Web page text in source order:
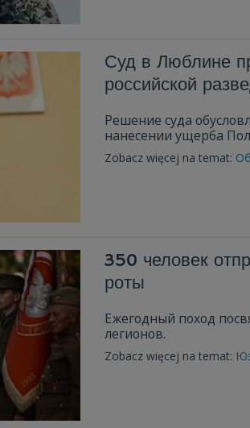
Суд в Люблине
российской
Решение суда
нанесении ущерба
Zobacz więcej na temat:
350 человек
роты
Ежегодный поход
легионов.
Zobacz więcej na temat: